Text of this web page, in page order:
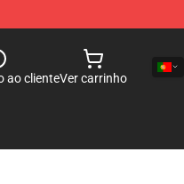
ao clienteVer carrinho